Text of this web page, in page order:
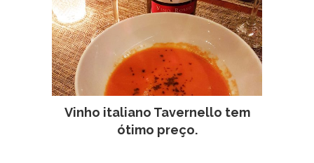
Vinho italiano Tavernello tem
ótimo preço.